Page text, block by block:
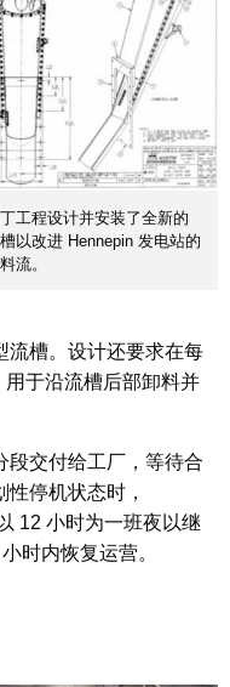
工程设计并安装了全新的
以改进 Hennepin 发电站的
流。
流槽。设计还要求在每
用于沿流槽后部卸料并
段交付给工厂，等待合
停机状态时，
12 小时为一班夜以继
时内恢复运营。